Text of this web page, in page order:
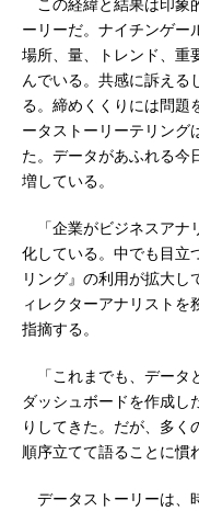
この経緯と結果は印象
ーリーだ。ナイチンゲー
場所、量、トレンド、重
んでいる。共感に訴える
る。締めくくりには問題
ータストーリーテリング
た。データがあふれる今
増している。
「企業がビジネスアナ
化している。中でも目立
リング』の利用が拡大
ィレクターアナリストを
指摘する。
「これまでも、データ
ダッシュボードを作成し
りしてきた。だが、多く
順序立てて語ることに慣
データストーリーは、